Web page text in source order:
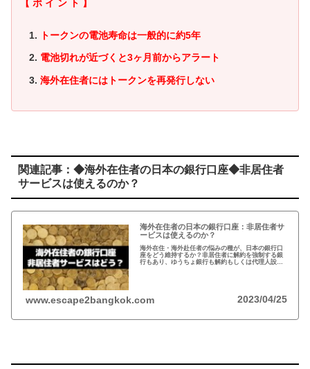
【 ポ イ ン ト 】
トークンの電池寿命は一般的に約5年
電池切れが近づくと3ヶ月前からアラート
海外在住者にはトークンを再発行しない
関連記事：◆海外在住者の日本の銀行口座◆非居住者
サービスは使えるのか？
海外在住者の日本の銀行口座：非居住者サ
ービスは使えるのか？
海外在住・海外赴任者の悩みの種が、日本の銀行口
座をどう維持するか？非居住者に解約を強制する銀
行もあり、ゆうちょ銀行も解約もしくは代理人設定
www.escape2bangkok.com 2023/04/25